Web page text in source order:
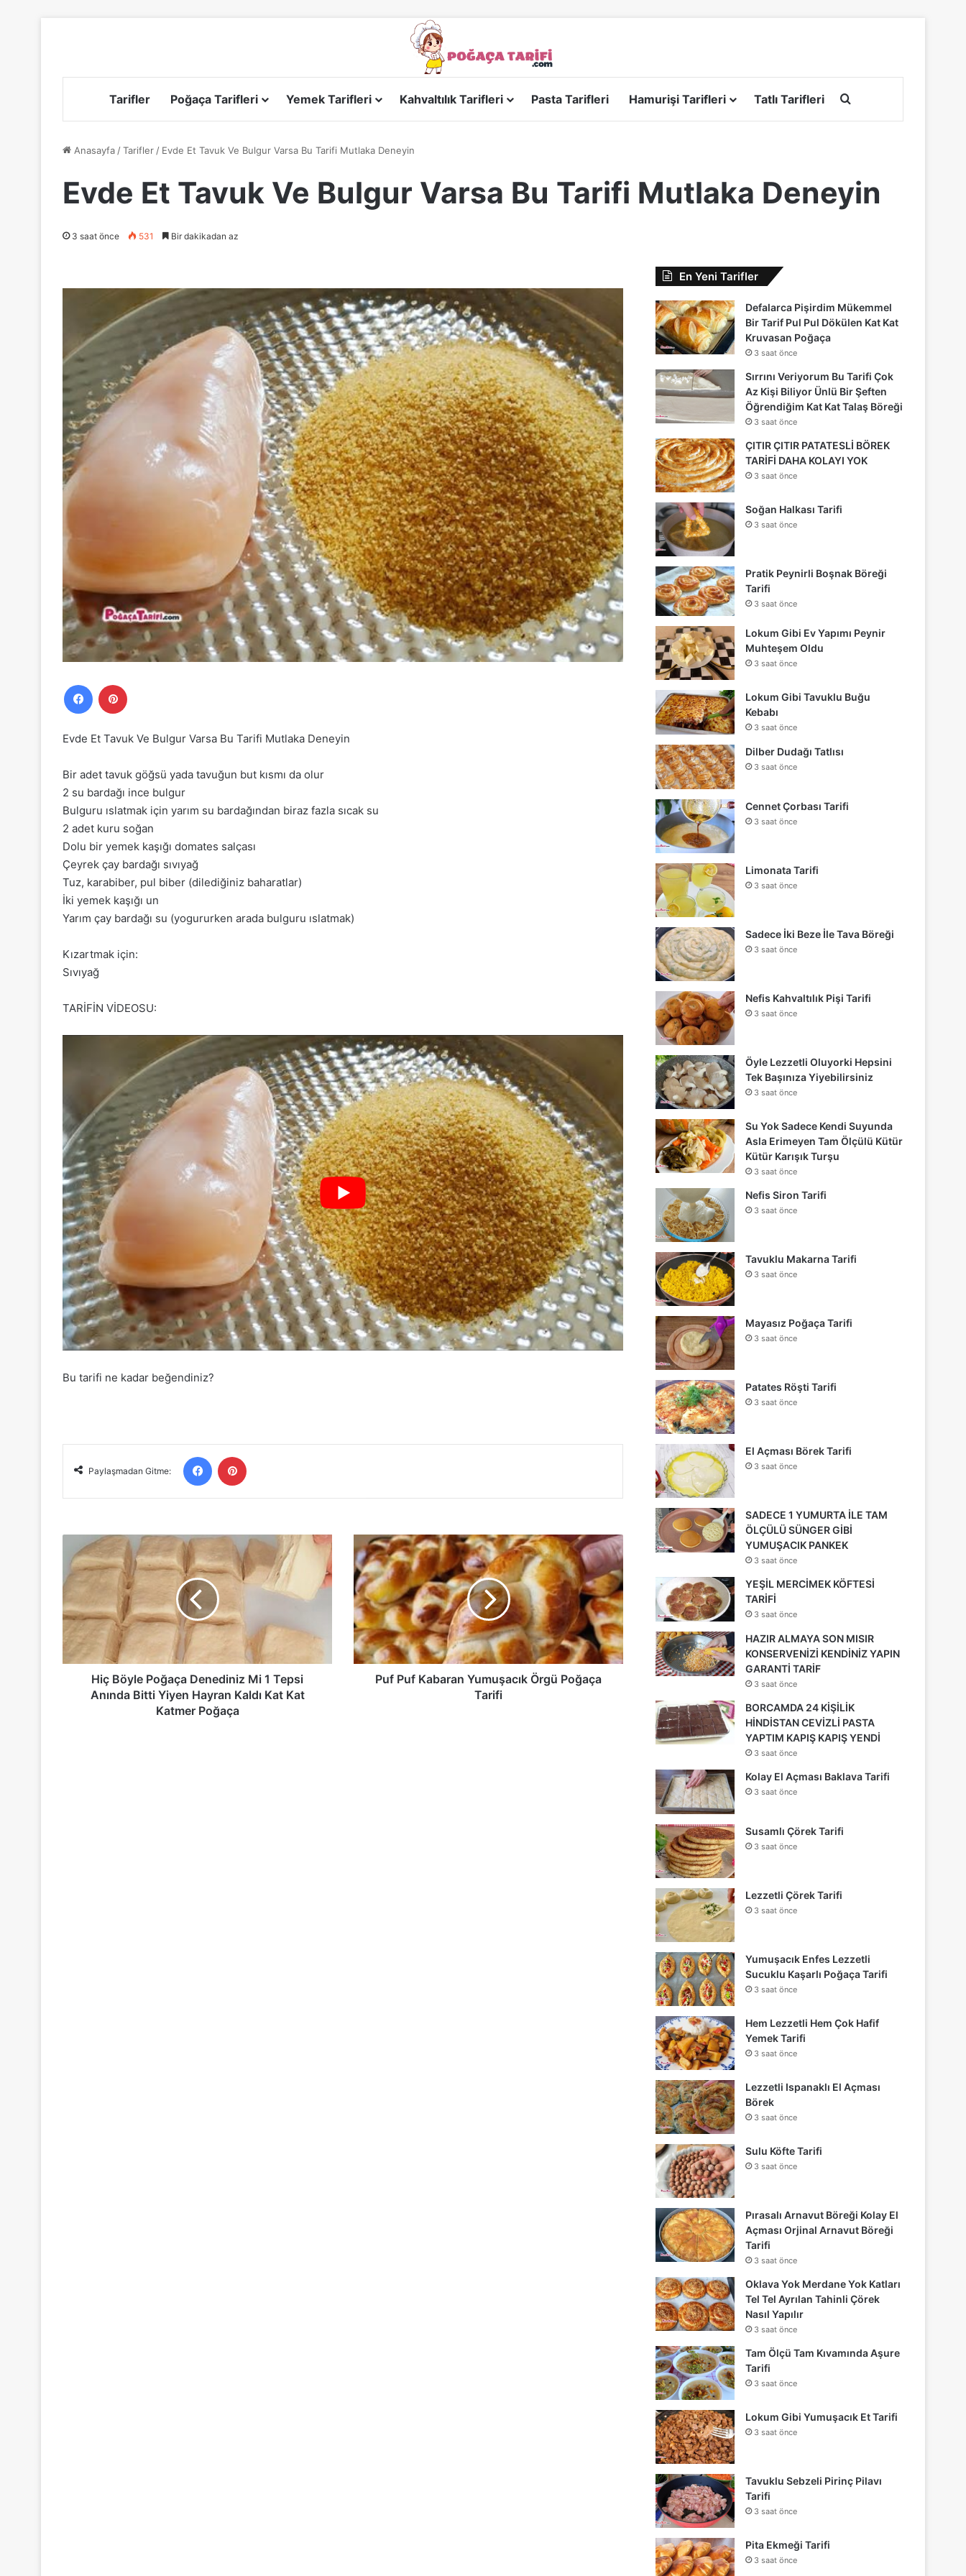
Tarifler Poğaça Tarifleri Yemek Tarifleri Kahvaltılık Tarifleri Pasta Tarifleri Hamurişi Tarifleri Tatlı Tarifleri
Anasayfa /Tarifler / Evde Et Tavuk Ve Bulgur Varsa Bu Tarifi Mutlaka Deneyin
Evde Et Tavuk Ve Bulgur Varsa Bu Tarifi Mutlaka Deneyin
3 saat önce 531 Bir dakikadan az
Facebook
Evde Et Tavuk Ve Bulgur Varsa Bu Tarifi Mutlaka Deneyin
Bir adet tavuk göğsü yada tavuğun but kısmı da olur
2 su bardağı ince bulgur
Bulguru ıslatmak için yarım su bardağından biraz fazla sıcak su
2 adet kuru soğan
Dolu bir yemek kaşığı domates salçası
Çeyrek çay bardağı sıvıyağ
Tuz, karabiber, pul biber (dilediğiniz baharatlar)
İki yemek kaşığı un
Yarım çay bardağı su (yogururken arada bulguru ıslatmak)
Kızartmak için:
Sıvıyağ
TARİFİN VİDEOSU:
Bu tarifi ne kadar beğendiniz?
Paylaşmadan Gitme:
Facebook
Böyle
Poğaça
Denediniz
Mi
1
Tepsi
Anında
Bitti
Hayran
Hiç Böyle Poğaça Denediniz Mi 1 Tepsi
Anında Bitti Yiyen Hayran Kaldı Kat Kat
Katmer Poğaça
Puf
Kabaran
Yumuşacık
Örgü
Poğaça
Tarifi
Puf Puf Kabaran Yumuşacık Örgü Poğaça
Tarifi
En Yeni Tarifler
Defalarca Pişirdim Mükemmel
Bir Tarif Pul Pul Dökülen Kat Kat
Kruvasan Poğaça
3 saat önce
Sırrını Veriyorum Bu Tarifi Çok
Az Kişi Biliyor Ünlü Bir Şeften
Öğrendiğim Kat Kat Talaş Böreği
3 saat önce
ÇITIR ÇITIR PATATESLİ BÖREK
TARİFİ DAHA KOLAYI YOK
3 saat önce
Soğan Halkası Tarifi
3 saat önce
Pratik Peynirli Boşnak Böreği
Tarifi
3 saat önce
Lokum Gibi Ev Yapımı Peynir
Muhteşem Oldu
3 saat önce
Lokum Gibi Tavuklu Buğu
Kebabı
3 saat önce
Dilber Dudağı Tatlısı
3 saat önce
Cennet Çorbası Tarifi
3 saat önce
Limonata Tarifi
3 saat önce
Sadece İki Beze İle Tava Böreği
3 saat önce
Nefis Kahvaltılık Pişi Tarifi
3 saat önce
Öyle Lezzetli Oluyorki Hepsini
Tek Başınıza Yiyebilirsiniz
3 saat önce
Su Yok Sadece Kendi Suyunda
Asla Erimeyen Tam Ölçülü Kütür
Kütür Karışık Turşu
3 saat önce
Nefis Siron Tarifi
3 saat önce
Tavuklu Makarna Tarifi
3 saat önce
Mayasız Poğaça Tarifi
3 saat önce
Patates Röşti Tarifi
3 saat önce
El Açması Börek Tarifi
3 saat önce
SADECE 1 YUMURTA İLE TAM
ÖLÇÜLÜ SÜNGER GİBİ
YUMUŞACIK PANKEK
3 saat önce
YEŞİL MERCİMEK KÖFTESİ
TARİFİ
3 saat önce
HAZIR ALMAYA SON MISIR
KONSERVENİZİ KENDİNİZ YAPIN
GARANTİ TARİF
3 saat önce
BORCAMDA 24 KİŞİLİK
HİNDİSTAN CEVİZLİ PASTA
YAPTIM KAPIŞ KAPIŞ YENDİ
3 saat önce
Kolay El Açması Baklava Tarifi
3 saat önce
Susamlı Çörek Tarifi
3 saat önce
Lezzetli Çörek Tarifi
3 saat önce
Yumuşacık Enfes Lezzetli
Sucuklu Kaşarlı Poğaça Tarifi
3 saat önce
Hem Lezzetli Hem Çok Hafif
Yemek Tarifi
3 saat önce
Lezzetli Ispanaklı El Açması
Börek
3 saat önce
Sulu Köfte Tarifi
3 saat önce
Pırasalı Arnavut Böreği Kolay El
Açması Orjinal Arnavut Böreği
Tarifi
3 saat önce
Oklava Yok Merdane Yok Katları
Tel Tel Ayrılan Tahinli Çörek
Nasıl Yapılır
3 saat önce
Tam Ölçü Tam Kıvamında Aşure
Tarifi
3 saat önce
Lokum Gibi Yumuşacık Et Tarifi
3 saat önce
Tavuklu Sebzeli Pirinç Pilavı
Tarifi
3 saat önce
Pita Ekmeği Tarifi
3 saat önce